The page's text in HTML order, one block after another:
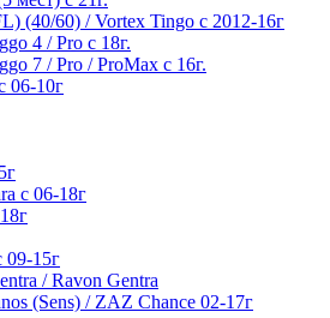
(40/60) / Vortex Tingo с 2012-16г
4 / Pro с 18г.
7 / Pro / ProMax с 16г.
06-10г
с 06-18г
09-15г
/ Ravon Gentra
(Sens) / ZAZ Chance 02-17г